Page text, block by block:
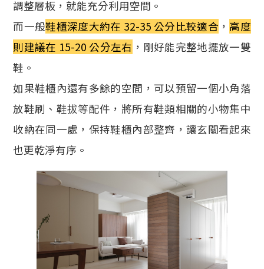
調整層板，就能充分利用空間。
而一般鞋櫃深度大約在 32-35 公分比較適合 ， 高度
則建議在 15-20 公分左右 ，剛好能完整地擺放一雙
鞋。
如果鞋櫃內還有多餘的空間，可以預留一個小角落
放鞋刷、鞋拔等配件，將所有鞋類相關的小物集中
收納在同一處，保持鞋櫃內部整齊，讓玄關看起來
也更乾淨有序。